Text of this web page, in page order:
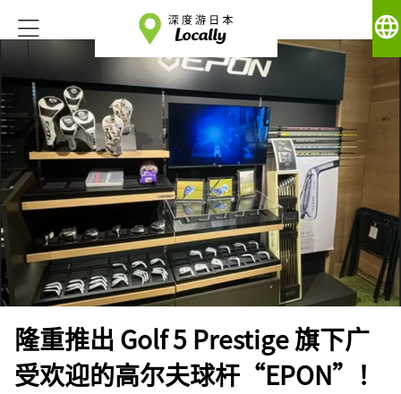
language
隆重推出 Golf 5 Prestige 旗下广
受欢迎的高尔夫球杆“EPON”！